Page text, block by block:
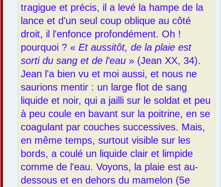
tragigue et précis, il a levé la hampe de la
lance et d'un seul coup oblique au côté
droit, il l'enfonce profondément. Oh !
pourquoi ? « Et aussitôt, de la plaie est
sorti du sang et de l'eau » (Jean XX, 34).
Jean l'a bien vu et moi aussi, et nous ne
saurions mentir : un large flot de sang
liquide et noir, qui a jailli sur le soldat et peu
à peu coule en bavant sur la poitrine, en se
coagulant par couches successives. Mais,
en même temps, surtout visible sur les
bords, a coulé un liquide clair et limpide
comme de l'eau. Voyons, la plaie est au-
dessous et en dehors du mamelon (5e